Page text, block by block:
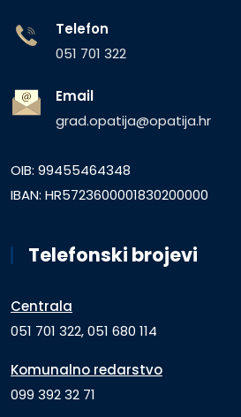
Telefon
051 701 322
Email
grad.opatija@opatija.hr
OIB: 99455464348
IBAN: HR5723600001830200000
Telefonski brojevi
Centrala
051 701 322, 051 680 114
Komunalno redarstvo
099 392 32 71